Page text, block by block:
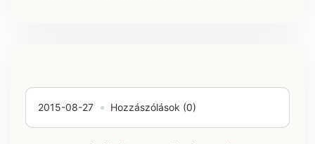
2015-08-27 Hozzászólások (0)